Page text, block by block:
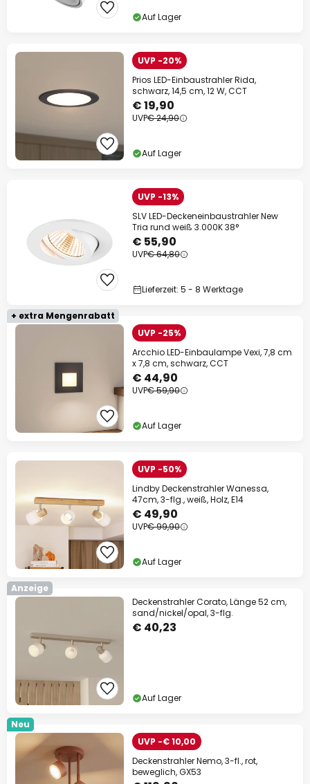
Auf Lager
UVP -20%
Prios LED-Einbaustrahler Rida,
schwarz, 14,5 cm, 12 W, CCT
€ 19,90
UVP€ 24,90
Auf Lager
UVP -13%
SLV LED-Deckeneinbaustrahler New
Tria rund weiß 3.000K 38°
€ 55,90
UVP€ 64,80
Lieferzeit: 5 - 8 Werktage
+ extra Mengenrabatt
UVP -25%
Arcchio LED-Einbaulampe Vexi, 7,8 cm
x 7,8 cm, schwarz, CCT
€ 44,90
UVP€ 59,90
Auf Lager
UVP -50%
Lindby Deckenstrahler Wanessa,
47cm, 3-flg., weiß, Holz, E14
€ 49,90
UVP€ 99,90
Auf Lager
Anzeige
Deckenstrahler Corato, Länge 52 cm,
sand/nickel/opal, 3-flg.
€ 40,23
Auf Lager
Neu
UVP -€ 10,00
Deckenstrahler Nemo, 3-fl., rot,
beweglich, GX53